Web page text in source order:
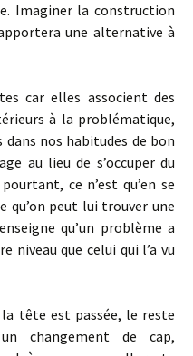
Imaginer la construction
une alternative à
car elles associent des
à la problématique,
dans nos habitudes de bon
au lieu de s’occuper du
ce n’est qu’en se
qu’on peut lui trouver une
qu’un problème a
niveau que celui qui l’a vu
la tête est passée, le reste
changement de cap,